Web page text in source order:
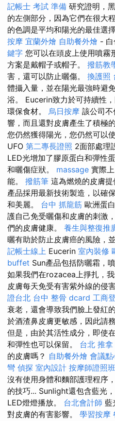
記帳士 考試 準備 研究證明，
的左側部分，因為它們在很大
的色調是平均和陽光的最佳選
按摩 宜蘭外燴 自助餐外燴 - 白
鍵字 您可以在頭皮上使用噴霧
方案是戴帽子或帽子。 撥筋教
害，還可以防止曬傷。 換護照
體攝入量，並在陽光最強時避
浴。 Eucerin致力於可持續性
環保食材。 烏日按摩 該公司
響，而且還對皮膚產生了積極
您仍然獲得陽光，您仍然可以
UFO 第二專長證照 2面部處理
LED光增加了膠原蛋白和彈性
和曬傷症狀。 massage 實際
能。 撥筋筆 這為燃燒的皮膚
產品採用最新技術製造，以確
和美麗。 台中 抓龍筋 歐洲蛋
護自己免受曬傷和皮膚的刺激
們的皮膚健康。 養生與整復推
曬有助於防止皮膚癌的風險，
記帳士線上 Eucerin 室內裝修
buffet Sun產品包括防曬霜，
如果我們在rozacea上掙扎，
皮膚每天免受有害紫外線的侵
證台北 台中 整骨 dcard 工商
衰老，還會導致我們臉上發紅
於酒渣鼻皮膚更敏感，因此請
但是，由於其活性成分，即使
和彈性也可以保留。 台北 推拿
的皮膚嗎？ 自助餐外燴 會議點
彎 偵探 室內設計 按摩師證照班
沒有使用身體和麵部護理程序
的技巧... Sunlight還包含藍光
LED燈燈播放。 台北會計師 藍
對皮膚的有害影響。 學習按摩